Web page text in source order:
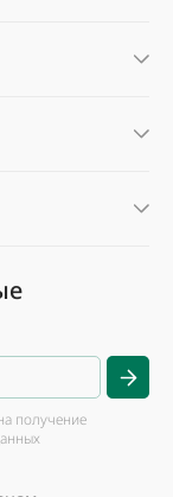
получение